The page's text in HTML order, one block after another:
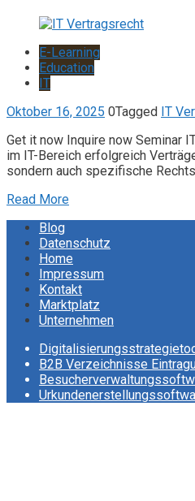
E-Learning
Education
IT
Oktober 16, 2025 0Tagged IT
Get it now Inquire now Seminar
im IT-Bereich erfolgreich
sondern auch spezifische
Read More
Blog
Datenschutz
Home
Impressum
Kontakt
Marktplatz
Unternehmen
B2B Verzeichnisse